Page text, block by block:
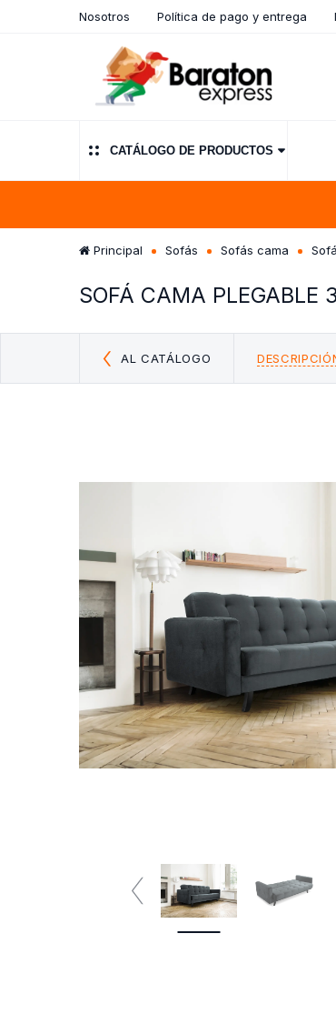
Nosotros Política de pago y entrega
CATÁLOGO DE PRODUCTOS
Principal Sofás Sofás cama
SOFÁ CAMA PLEGABLE
AL CATÁLOGO